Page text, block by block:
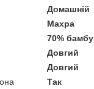
Домашній
Махра
70%
Довгий
Довгий
Так